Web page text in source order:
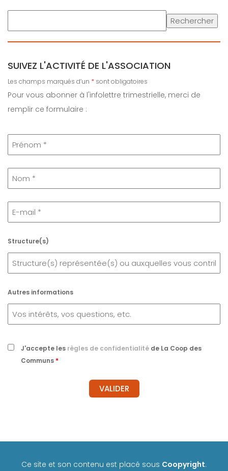
Rechercher
SUIVEZ L'ACTIVITÉ DE L'ASSOCIATION
Les champs marqués d’un * sont obligatoires
Pour vous abonner à l'infolettre trimestrielle, merci de
remplir ce formulaire :
Structure(s)
Autres informations
J'accepte les règles de confidentialité de La Coop des
Communs *
Ce site et son contenu est placé sous Coopyright.